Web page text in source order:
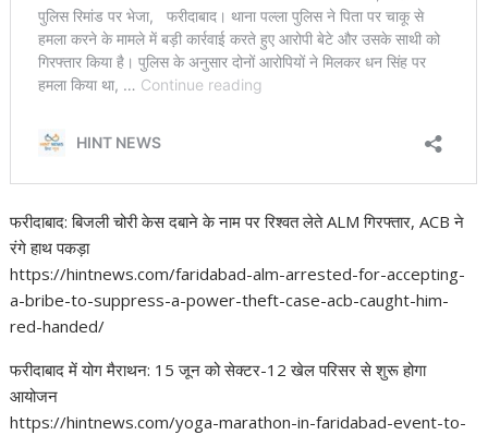
फरीदाबाद: बिजली चोरी केस दबाने के नाम पर रिश्वत लेते ALM गिरफ्तार, ACB ने
रंगे हाथ पकड़ा
https://hintnews.com/faridabad-alm-arrested-for-accepting-
a-bribe-to-suppress-a-power-theft-case-acb-caught-him-
red-handed/
फरीदाबाद में योग मैराथन: 15 जून को सेक्टर-12 खेल परिसर से शुरू होगा
आयोजन
https://hintnews.com/yoga-marathon-in-faridabad-event-to-